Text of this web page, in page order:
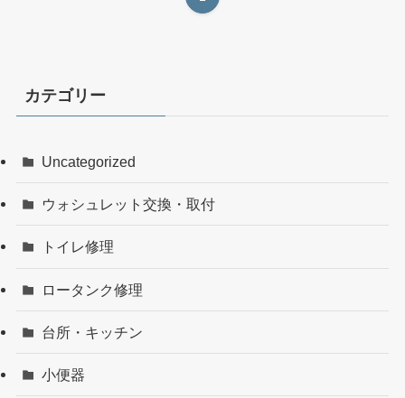
カテゴリー
Uncategorized
ウォシュレット交換・取付
トイレ修理
ロータンク修理
台所・キッチン
小便器